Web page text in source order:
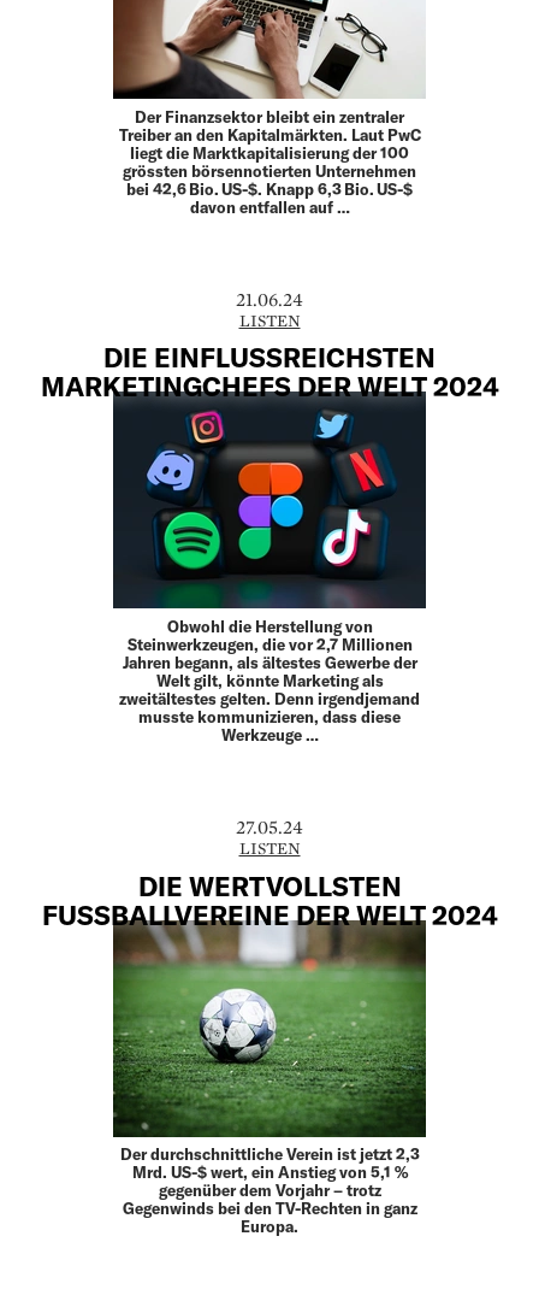
Der Finanzsektor bleibt ein zentraler
Treiber an den Kapitalmärkten. Laut PwC
liegt die Marktkapitalisierung der 100
grössten börsennotierten Unternehmen
bei 42,6 Bio. US-$. Knapp 6,3 Bio. US-$
davon entfallen auf …
21.06.24
LISTEN
DIE EINFLUSSREICHSTEN
MARKETINGCHEFS DER WELT 2024
Obwohl die Herstellung von
Steinwerkzeugen, die vor 2,7 Millionen
Jahren begann, als ältestes Gewerbe der
Welt gilt, könnte Marketing als
zweitältestes gelten. Denn irgendjemand
musste kommunizieren, dass diese
Werkzeuge …
27.05.24
LISTEN
DIE WERTVOLLSTEN
FUSSBALLVEREINE DER WELT 2024
Der durchschnittliche Verein ist jetzt 2,3
Mrd. US-$ wert, ein Anstieg von 5,1 %
gegenüber dem Vorjahr – trotz
Gegenwinds bei den TV-Rechten in ganz
Europa.